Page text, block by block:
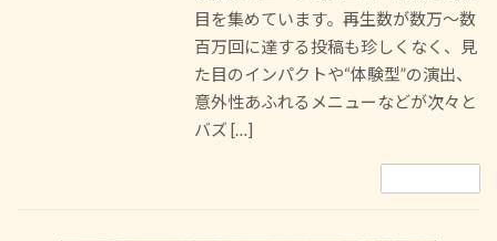
目を集めています。再生数が数万～数
百万回に達する投稿も珍しくなく、見
た目のインパクトや“体験型”の演出、
意外性あふれるメニューなどが次々と
バズ […]